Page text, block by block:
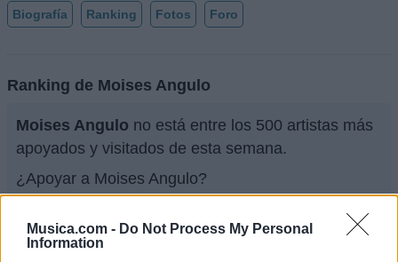
Musica.com - Do Not Process My Personal
Information
Biografía Ranking Fotos Foro
Ranking de Moises Angulo
Moises Angulo no está entre los 500 artistas más
apoyados y visitados de esta semana.
¿Apoyar a Moises Angulo?